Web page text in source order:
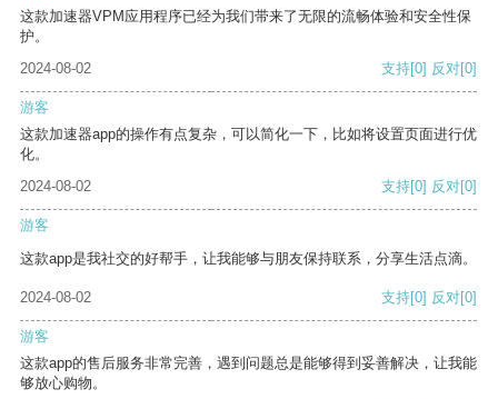
这款加速器VPM应用程序已经为我们带来了无限的流畅体验和安全性保
护。
2024-08-02
支持[0] 反对[0]
游客
这款加速器app的操作有点复杂，可以简化一下，比如将设置页面进行优
化。
2024-08-02
支持[0] 反对[0]
游客
这款app是我社交的好帮手，让我能够与朋友保持联系，分享生活点滴。
2024-08-02 支持[0] 反对[0]
游客
这款app的售后服务非常完善，遇到问题总是能够得到妥善解决，让我能
够放心购物。